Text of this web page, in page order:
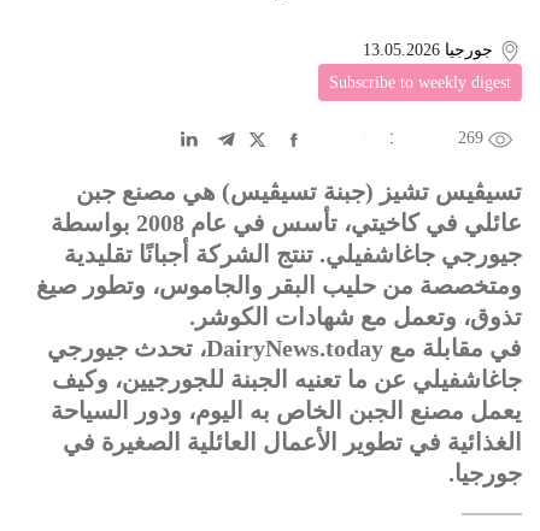
جورجيا 13.05.2026
Subscribe to weekly digest
269
中文
DE عربى
تسيڤيس تشيز (جبنة تسيڤيس) هي مصنع جبن
عائلي في كاخيتي، تأسس في عام 2008 بواسطة
جيورجي جاغاشفيلي. تنتج الشركة أجبانًا تقليدية
ومتخصصة من حليب البقر والجاموس، وتطور صيغ
تذوق، وتعمل مع شهادات الكوشر.
في مقابلة مع DairyNews.today، تحدث جيورجي
جاغاشفيلي عن ما تعنيه الجبنة للجورجيين، وكيف
يعمل مصنع الجبن الخاص به اليوم، ودور السياحة
الغذائية في تطوير الأعمال العائلية الصغيرة في
جورجيا.